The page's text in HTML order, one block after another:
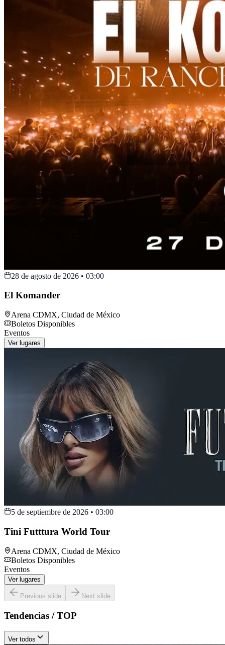
28 de agosto de 2026 • 03:00
El Komander
Arena CDMX, Ciudad de México
Boletos Disponibles
Eventos
Ver lugares
5 de septiembre de 2026 • 03:00
Tini Futttura World Tour
Arena CDMX, Ciudad de México
Boletos Disponibles
Eventos
Ver lugares
Previous slide Next slide
Tendencias / TOP
Ver todos